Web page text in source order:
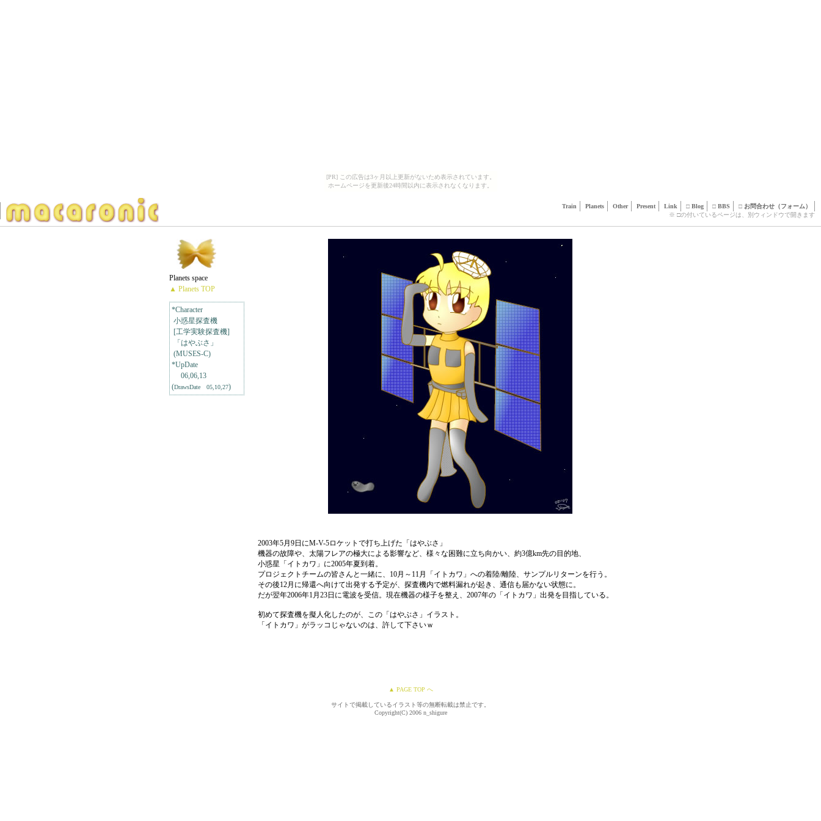
[PR] この広告は3ヶ月以上更新がないため表示されています。
ホームページを更新後24時間以内に表示されなくなります。
Train Planets Other Present Link □ Blog □ BBS □ お問合わせ（フォーム）
※ □の付いているページは、別ウィンドウで開きます
Planets space
▲ Planets TOP
*Character
小惑星探査機
[工学実験探査機]
「はやぶさ」
(MUSES-C)
*UpDate
06,06,13
(DrawsDate 05,10,27)
2003年5月9日にM-V-5ロケットで打ち上げた「はやぶさ」
機器の故障や、太陽フレアの極大による影響など、様々な困難に立ち向かい、約3億km先の目的地、
小惑星「イトカワ」に2005年夏到着。
プロジェクトチームの皆さんと一緒に、10月～11月「イトカワ」への着陸/離陸、サンプルリターンを行う。
その後12月に帰還へ向けて出発する予定が、探査機内で燃料漏れが起き、通信も届かない状態に。
だが翌年2006年1月23日に電波を受信。現在機器の様子を整え、2007年の「イトカワ」出発を目指している。
初めて探査機を擬人化したのが、この「はやぶさ」イラスト。
「イトカワ」がラッコじゃないのは、許して下さいｗ
▲ PAGE TOP へ
サイトで掲載しているイラスト等の無断転載は禁止です。
Copyright(C) 2006 n_shigure